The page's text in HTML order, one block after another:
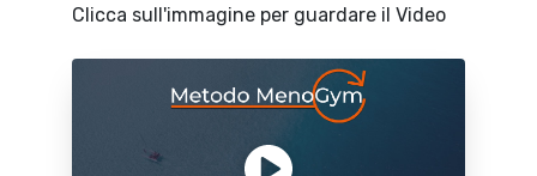
Clicca sull'immagine per guardare il Video